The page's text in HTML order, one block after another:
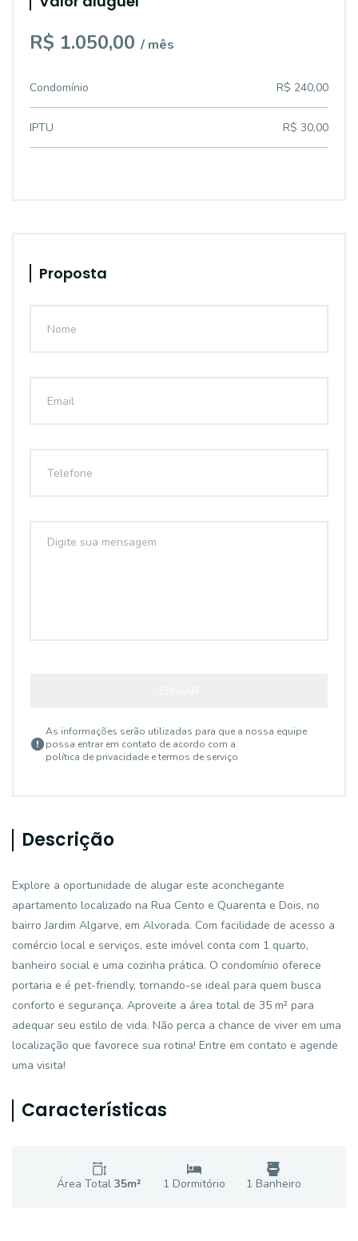
R$ 1.050,00 / mês
Condomínio R$ 240,00
IPTU R$ 30,00
Proposta
As informações serão utilizadas para que a nossa equipe
possa entrar em contato de acordo com a
política de privacidade e termos de serviço
Descrição
Explore a oportunidade de alugar este aconchegante
apartamento localizado na Rua Cento e Quarenta e Dois, no
bairro Jardim Algarve, em Alvorada. Com facilidade de acesso a
comércio local e serviços, este imóvel conta com 1 quarto,
banheiro social e uma cozinha prática. O condomínio oferece
portaria e é pet-friendly, tornando-se ideal para quem busca
conforto e segurança. Aproveite a área total de 35 m² para
adequar seu estilo de vida. Não perca a chance de viver em uma
localização que favorece sua rotina! Entre em contato e agende
uma visita!
Características
Área Total35m² 1 Dormitório 1 Banheiro